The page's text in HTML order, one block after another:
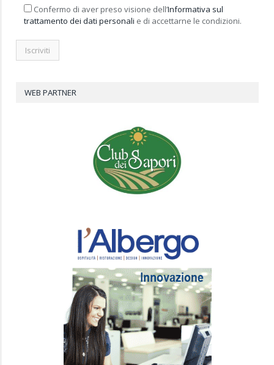
Confermo di aver preso visione dell’Informativa sul
trattamento dei dati personali e di accettarne le condizioni.
WEB PARTNER